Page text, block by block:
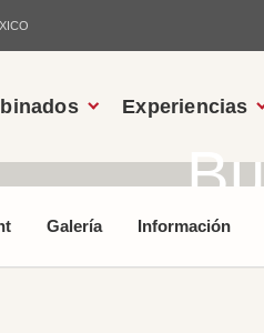
Experiencias
Galería Información